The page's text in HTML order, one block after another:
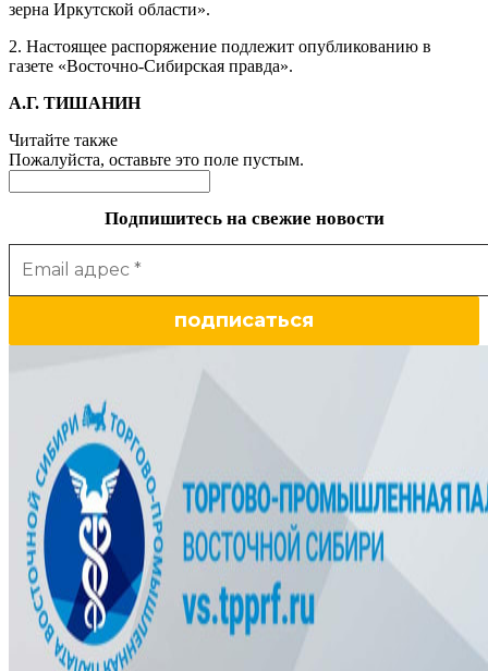
зерна Иркутской области».
2. Настоящее распоряжение подлежит опубликованию в
газете «Восточно-Сибирская правда».
А.Г. ТИШАНИН
Читайте также
Пожалуйста, оставьте это поле пустым.
Подпишитесь на свежие новости